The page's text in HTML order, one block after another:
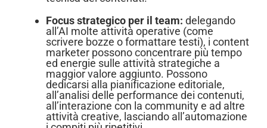
Focus strategico per il team: delegando
all’AI molte attività operative (come
scrivere bozze o formattare testi), i content
marketer possono concentrare più tempo
ed energie sulle attività strategiche a
maggior valore aggiunto. Possono
dedicarsi alla pianificazione editoriale,
all’analisi delle performance dei contenuti,
all’interazione con la community e ad altre
attività creative, lasciando all’automazione